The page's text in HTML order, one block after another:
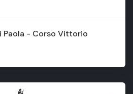
Paola - Corso Vittorio